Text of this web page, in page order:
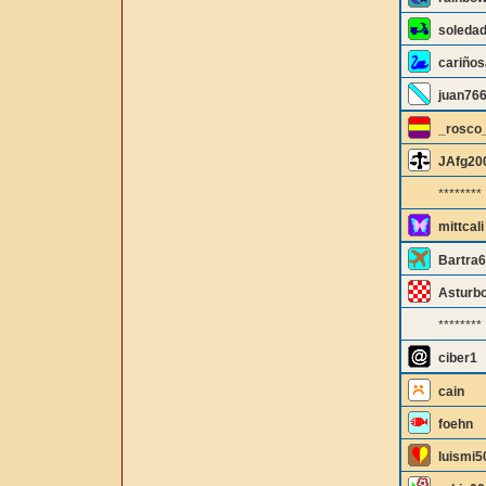
_rosco_
********
mittcali
********
ciber1
cain
foehn